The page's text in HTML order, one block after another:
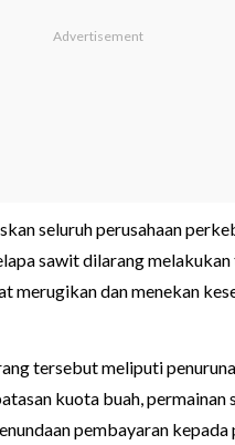
seluruh perusahaan
sawit dilarang
merugikan dan menekan
tersebut meliputi
kuota buah, permainan
pembayaran kepada